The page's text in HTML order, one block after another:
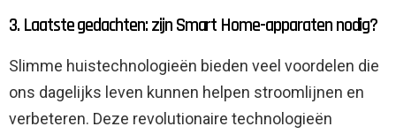
3. Laatste gedachten: zijn Smart Home-apparaten nodig?
Slimme huistechnologieën bieden veel voordelen die
ons dagelijks leven kunnen helpen stroomlijnen en
verbeteren. Deze revolutionaire technologieën